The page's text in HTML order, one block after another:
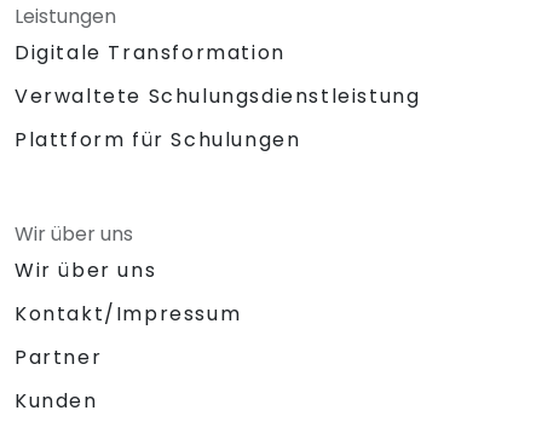
Leistungen
Digitale Transformation
Verwaltete Schulungsdienstleistung
Plattform für Schulungen
Wir über uns
Wir über uns
Kontakt/Impressum
Partner
Kunden